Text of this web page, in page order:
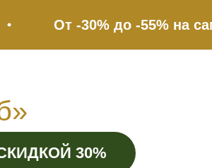
От -30% до -55% на самые
30%
Связаться